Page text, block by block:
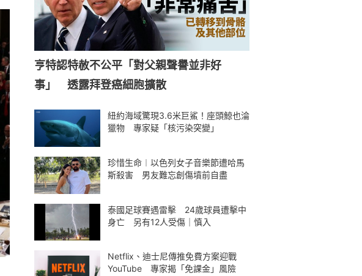
亨特認特赦不公平「對父親聲譽並非好
事」 透露拜登癌細胞擴散
紐約海域驚現3.6米巨鯊！座頭鯨也淪
獵物 專家疑「核污染突變」
珍惜生命︱以色列女子音樂節遭哈馬
斯殺害 男友難忘創傷墳前自盡
泰國足球賽遇雷擊 24歲球員遭擊中
身亡 另有12人受傷｜慎入
Netflix、迪士尼傳推免費方案迎戰
YouTube 專家揭「免課金」風險